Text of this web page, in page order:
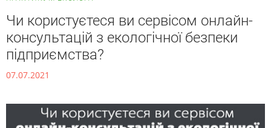
Чи користуєтеся ви сервісом онлайн-
консультацій з екологічної безпеки
підприємства?
07.07.2021